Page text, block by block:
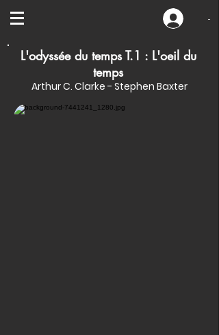
-
L'odyssée du temps T.1 : L'oeil du
temps
Arthur C. Clarke - Stephen Baxter